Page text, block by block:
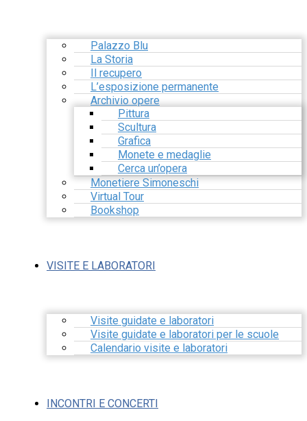
Palazzo Blu
La Storia
Il recupero
L’esposizione permanente
Archivio opere
Pittura
Scultura
Grafica
Monete e medaglie
Cerca un’opera
Monetiere Simoneschi
Virtual Tour
Bookshop
VISITE E LABORATORI
Visite guidate e laboratori
Visite guidate e laboratori per le scuole
Calendario visite e laboratori
INCONTRI E CONCERTI